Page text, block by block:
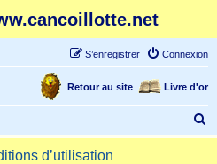
Connexion
S’enregistrer
Livre d'or
Retour au site
e
d’utilisation